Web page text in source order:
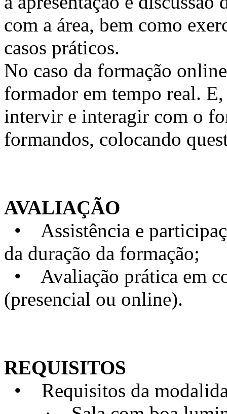
com a área, bem como
casos práticos.
No caso da formação
formador em tempo real.
intervir e interagir com o
formandos, colocando
AVALIAÇÃO
• Assistência e
da duração da formação;
• Avaliação prática em
(presencial ou online).
REQUISITOS
• Requisitos da